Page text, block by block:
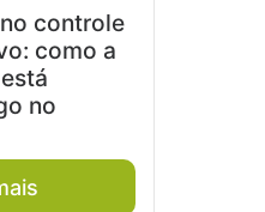
controle
como a
no